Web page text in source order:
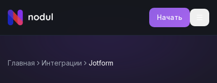
Начать
Главная Интеграции Jotform